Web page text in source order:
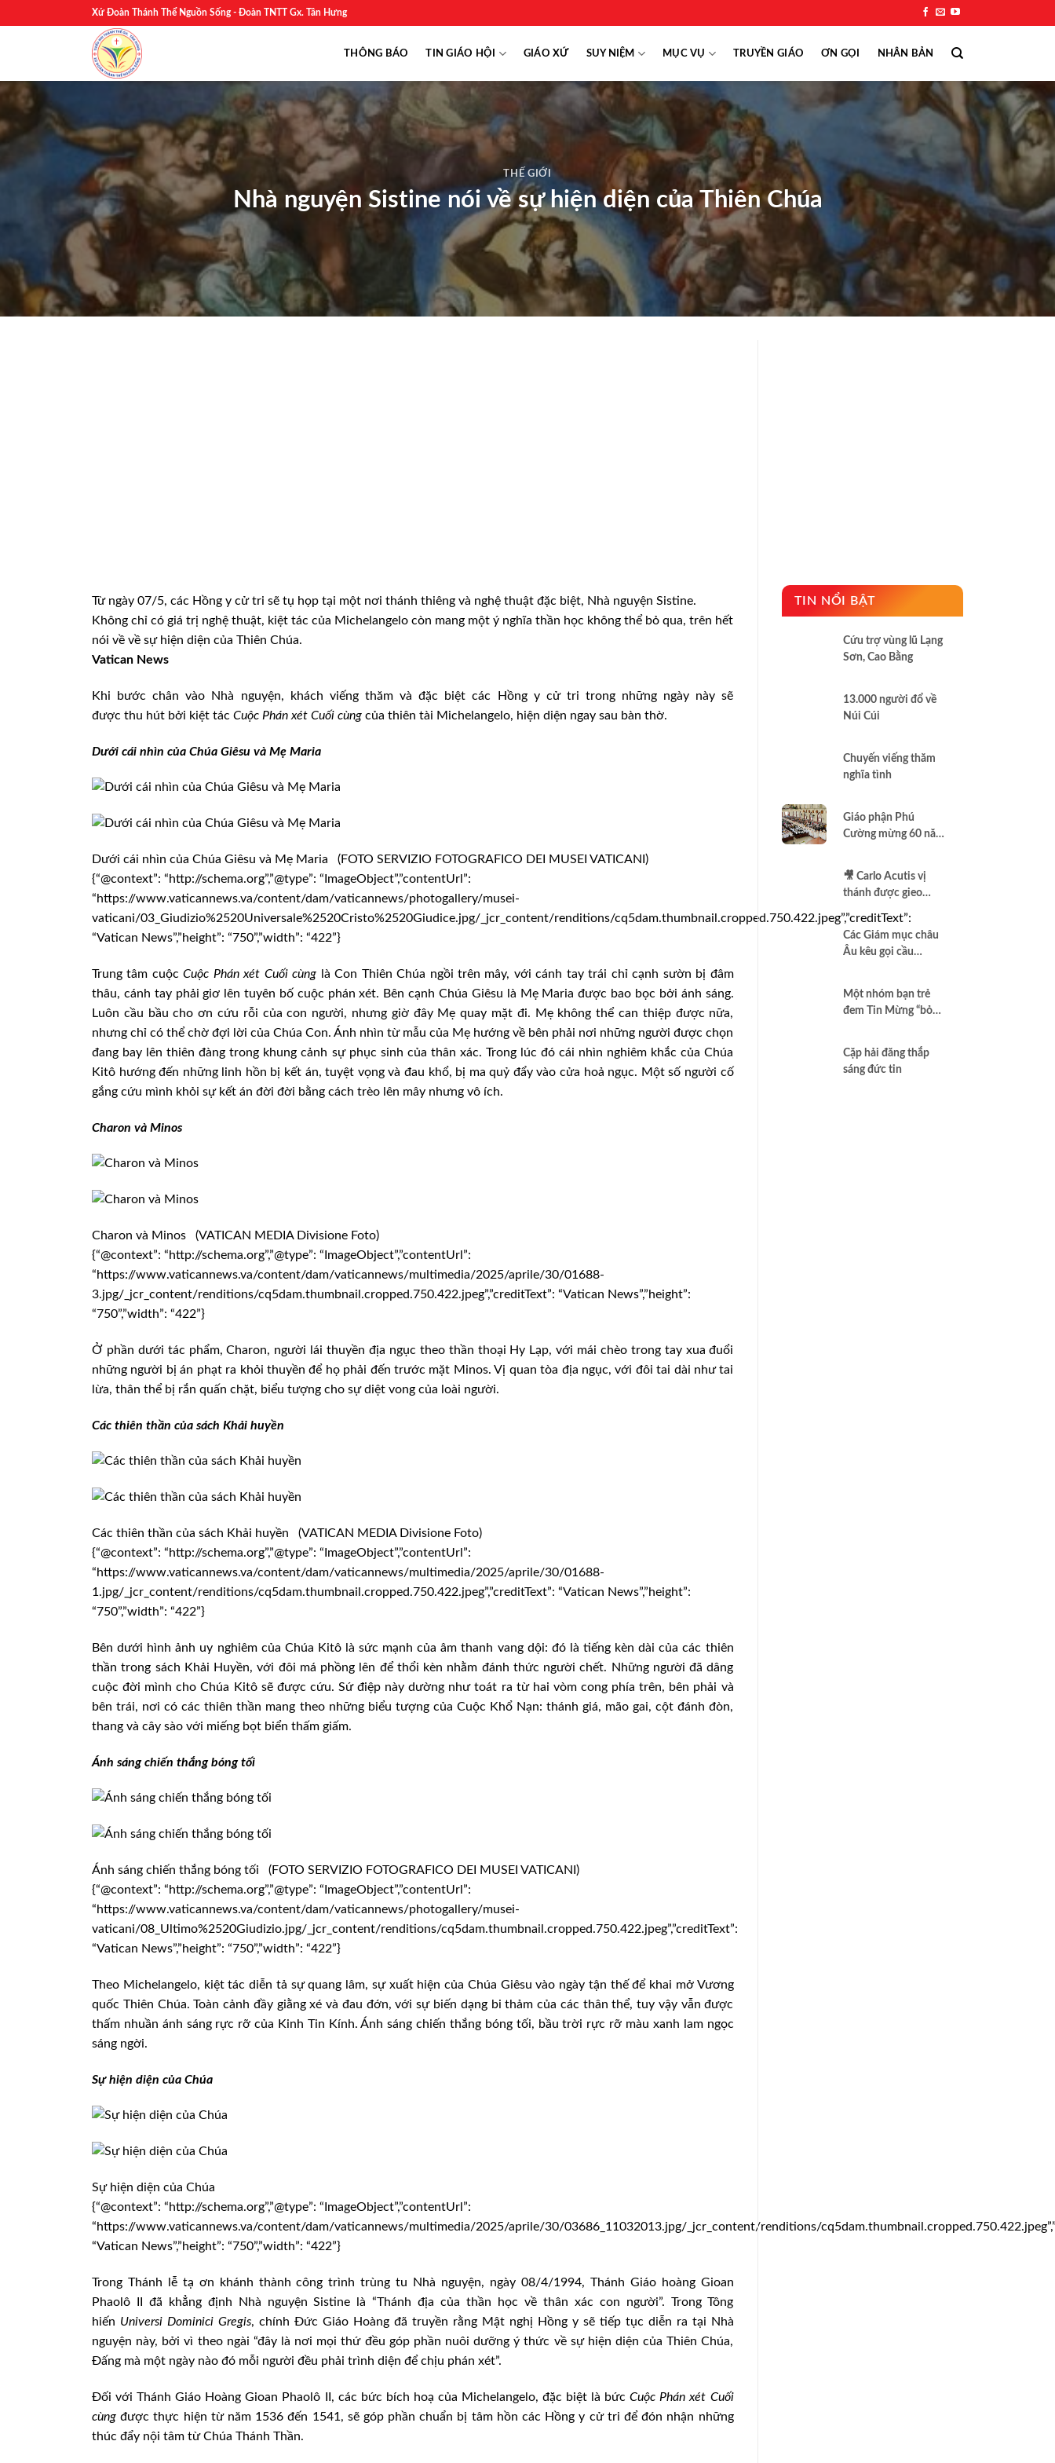
to
Xứ Đoàn Thánh Thể Nguồn Sống - Đoàn TNTT Gx. Tân Hưng
THÔNG BÁO TIN GIÁO HỘI GIÁO XỨ SUY NIỆM MỤC VỤ TRUYỀN GIÁO ƠN GỌI NHÂN BẢN
THẾ GIỚI
Nhà nguyện Sistine nói về sự hiện diện của Thiên Chúa
Từ ngày 07/5, các Hồng y cử tri sẽ tụ họp tại một nơi thánh thiêng và nghệ thuật đặc biệt, Nhà nguyện Sistine.
Không chỉ có giá trị nghệ thuật, kiệt tác của Michelangelo còn mang một ý nghĩa thần học không thể bỏ qua, trên hết
nói về về sự hiện diện của Thiên Chúa.
Vatican News
Khi bước chân vào Nhà nguyện, khách viếng thăm và đặc biệt các Hồng y cử tri trong những ngày này sẽ
được thu hút bởi kiệt tác Cuộc Phán xét Cuối cùng của thiên tài Michelangelo, hiện diện ngay sau bàn thờ.
Dưới cái nhìn của Chúa Giêsu và Mẹ Maria
Dưới cái nhìn của Chúa Giêsu và Mẹ Maria (FOTO SERVIZIO FOTOGRAFICO DEI MUSEI VATICANI)
{“@context”: “http://schema.org”,”@type”: “ImageObject”,”contentUrl”:
“https://www.vaticannews.va/content/dam/vaticannews/photogallery/musei-
vaticani/03_Giudizio%2520Universale%2520Cristo%2520Giudice.jpg/_jcr_content/renditions/cq5dam.thumbnail.cropped.750.422.jpeg”,”creditText”:
“Vatican News”,”height”: “750”,”width”: “422”}
Trung tâm cuộcCuộc Phán xét Cuối cùng là Con Thiên Chúa ngồi trên mây, với cánh tay trái chỉ cạnh sườn bị đâm
thâu, cánh tay phải giơ lên tuyên bố cuộc phán xét. Bên cạnh Chúa Giêsu là Mẹ Maria được bao bọc bởi ánh sáng.
Luôn cầu bầu cho ơn cứu rỗi của con người, nhưng giờ đây Mẹ quay mặt đi. Mẹ không thể can thiệp được nữa,
nhưng chỉ có thể chờ đợi lời của Chúa Con. Ánh nhìn từ mẫu của Mẹ hướng về bên phải nơi những người được chọn
đang bay lên thiên đàng trong khung cảnh sự phục sinh của thân xác. Trong lúc đó cái nhìn nghiêm khắc của Chúa
Kitô hướng đến những linh hồn bị kết án, tuyệt vọng và đau khổ, bị ma quỷ đẩy vào cửa hoả ngục. Một số người cố
gắng cứu mình khỏi sự kết án đời đời bằng cách trèo lên mây nhưng vô ích.
Charon và Minos
Charon và Minos (VATICAN MEDIA Divisione Foto)
{“@context”: “http://schema.org”,”@type”: “ImageObject”,”contentUrl”:
“https://www.vaticannews.va/content/dam/vaticannews/multimedia/2025/aprile/30/01688-
3.jpg/_jcr_content/renditions/cq5dam.thumbnail.cropped.750.422.jpeg”,”creditText”: “Vatican News”,”height”:
“750”,”width”: “422”}
Ở phần dưới tác phẩm, Charon, người lái thuyền địa ngục theo thần thoại Hy Lạp, với mái chèo trong tay xua đuổi
những người bị án phạt ra khỏi thuyền để họ phải đến trước mặt Minos. Vị quan tòa địa ngục, với đôi tai dài như tai
lừa, thân thể bị rắn quấn chặt, biểu tượng cho sự diệt vong của loài người.
Các thiên thần của sách Khải huyền
Các thiên thần của sách Khải huyền (VATICAN MEDIA Divisione Foto)
{“@context”: “http://schema.org”,”@type”: “ImageObject”,”contentUrl”:
“https://www.vaticannews.va/content/dam/vaticannews/multimedia/2025/aprile/30/01688-
1.jpg/_jcr_content/renditions/cq5dam.thumbnail.cropped.750.422.jpeg”,”creditText”: “Vatican News”,”height”:
“750”,”width”: “422”}
Bên dưới hình ảnh uy nghiêm của Chúa Kitô là sức mạnh của âm thanh vang dội: đó là tiếng kèn dài của các thiên
thần trong sách Khải Huyền, với đôi má phồng lên để thổi kèn nhằm đánh thức người chết. Những người đã dâng
cuộc đời mình cho Chúa Kitô sẽ được cứu. Sứ điệp này dường như toát ra từ hai vòm cong phía trên, bên phải và
bên trái, nơi có các thiên thần mang theo những biểu tượng của Cuộc Khổ Nạn: thánh giá, mão gai, cột đánh đòn,
thang và cây sào với miếng bọt biển thấm giấm.
Ánh sáng chiến thắng bóng tối
Ánh sáng chiến thắng bóng tối (FOTO SERVIZIO FOTOGRAFICO DEI MUSEI VATICANI)
{“@context”: “http://schema.org”,”@type”: “ImageObject”,”contentUrl”:
“https://www.vaticannews.va/content/dam/vaticannews/photogallery/musei-
vaticani/08_Ultimo%2520Giudizio.jpg/_jcr_content/renditions/cq5dam.thumbnail.cropped.750.422.jpeg”,”creditText”:
“Vatican News”,”height”: “750”,”width”: “422”}
Theo Michelangelo, kiệt tác diễn tả sự quang lâm, sự xuất hiện của Chúa Giêsu vào ngày tận thế để khai mở Vương
quốc Thiên Chúa. Toàn cảnh đầy giằng xé và đau đớn, với sự biến dạng bi thảm của các thân thể, tuy vậy vẫn được
thấm nhuần ánh sáng rực rỡ của Kinh Tin Kính. Ánh sáng chiến thắng bóng tối, bầu trời rực rỡ màu xanh lam ngọc
sáng ngời.
Sự hiện diện của Chúa
Sự hiện diện của Chúa
{“@context”: “http://schema.org”,”@type”: “ImageObject”,”contentUrl”:
“https://www.vaticannews.va/content/dam/vaticannews/multimedia/2025/aprile/30/03686_11032013.jpg/_jcr_content/renditions/
“Vatican News”,”height”: “750”,”width”: “422”}
Trong Thánh lễ tạ ơn khánh thành công trình trùng tu Nhà nguyện, ngày 08/4/1994, Thánh Giáo hoàng Gioan
Phaolô II đã khẳng định Nhà nguyện Sistine là “Thánh địa của thần học về thân xác con người”. Trong Tông
hiến Universi Dominici Gregis, chính Đức Giáo Hoàng đã truyền rằng Mật nghị Hồng y sẽ tiếp tục diễn ra tại Nhà
nguyện này, bởi vì theo ngài “đây là nơi mọi thứ đều góp phần nuôi dưỡng ý thức về sự hiện diện của Thiên Chúa,
Đấng mà một ngày nào đó mỗi người đều phải trình diện để chịu phán xét”.
Đối với Thánh Giáo Hoàng Gioan Phaolô II, các bức bích hoạ của Michelangelo, đặc biệt là bứcCuộc Phán xét Cuối
cùng được thực hiện từ năm 1536 đến 1541, sẽ góp phần chuẩn bị tâm hồn các Hồng y cử tri để đón nhận những
thúc đẩy nội tâm từ Chúa Thánh Thần.
TIN NỔI BẬT
Cứu trợ vùng lũ Lạng
Sơn, Cao Bằng
13.000 người đổ về
Núi Cúi
Chuyến viếng thăm
nghĩa tình
Giáo phận Phú
Cường mừng 60 năm
🎥 Carlo Acutis vị
thánh được gieo
Vlog Năm Thánh
2025 | #15
Các Giám mục châu
Âu kêu gọi cầu
Một nhóm bạn trẻ
đem Tin Mừng “bỏ
Cặp hải đăng thắp
sáng đức tin